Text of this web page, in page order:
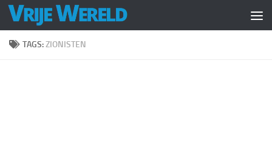
Doorgaan naar inhoud
TAGS:ZIONISTEN